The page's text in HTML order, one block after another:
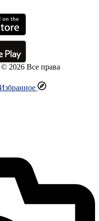
2026 Все права